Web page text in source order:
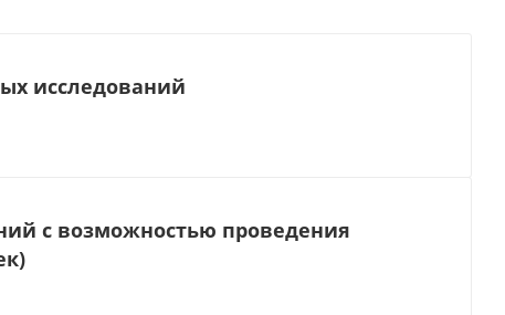
исследований
с возможностью проведения